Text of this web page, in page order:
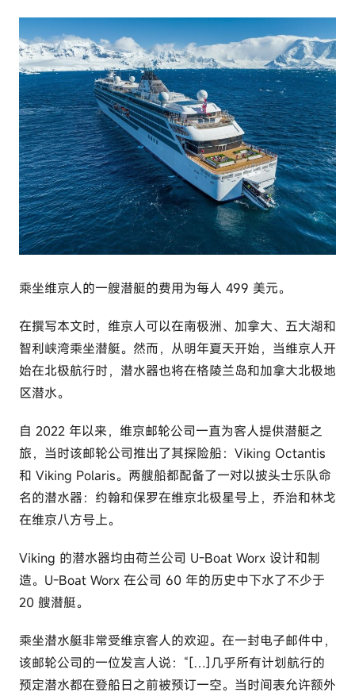
乘坐维京人的一艘潜艇的费用为每人 499 美元。
在撰写本文时，维京人可以在南极洲、加拿大、五大湖和
智利峡湾乘坐潜艇。然而，从明年夏天开始，当维京人开
始在北极航行时，潜水器也将在格陵兰岛和加拿大北极地
区潜水。
自 2022 年以来，维京邮轮公司一直为客人提供潜艇之
旅，当时该邮轮公司推出了其探险船：Viking Octantis
和 Viking Polaris。两艘船都配备了一对以披头士乐队命
名的潜水器：约翰和保罗在维京北极星号上，乔治和林戈
在维京八方号上。
Viking 的潜水器均由荷兰公司 U-Boat Worx 设计和制
造。U-Boat Worx 在公司 60 年的历史中下水了不少于
20 艘潜艇。
乘坐潜水艇非常受维京客人的欢迎。在一封电子邮件中，
该邮轮公司的一位发言人说：“[…]几乎所有计划航行的
预定潜水都在登船日之前被预订一空。当时间表允许额外